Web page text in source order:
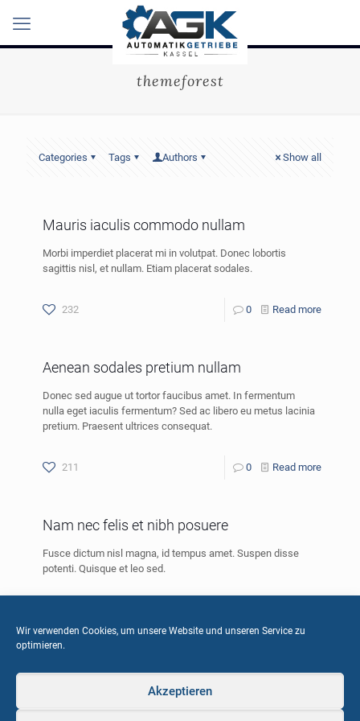
Wir verwenden Cookies, um unsere Website und unseren Service zu
optimieren.
Akzeptieren
themeforest
Categories Tags Authors Show all
Mauris iaculis commodo nullam
Morbi imperdiet placerat mi in volutpat. Donec lobortis
sagittis nisl, et nullam. Etiam placerat sodales.
232 0 Read more
Aenean sodales pretium nullam
Donec sed augue ut tortor faucibus amet. In fermentum
nulla eget iaculis fermentum? Sed ac libero eu metus lacinia
pretium. Praesent ultrices consequat.
211 0 Read more
Nam nec felis et nibh posuere
Fusce dictum nisl magna, id tempus amet. Suspen disse
potenti. Quisque et leo sed.